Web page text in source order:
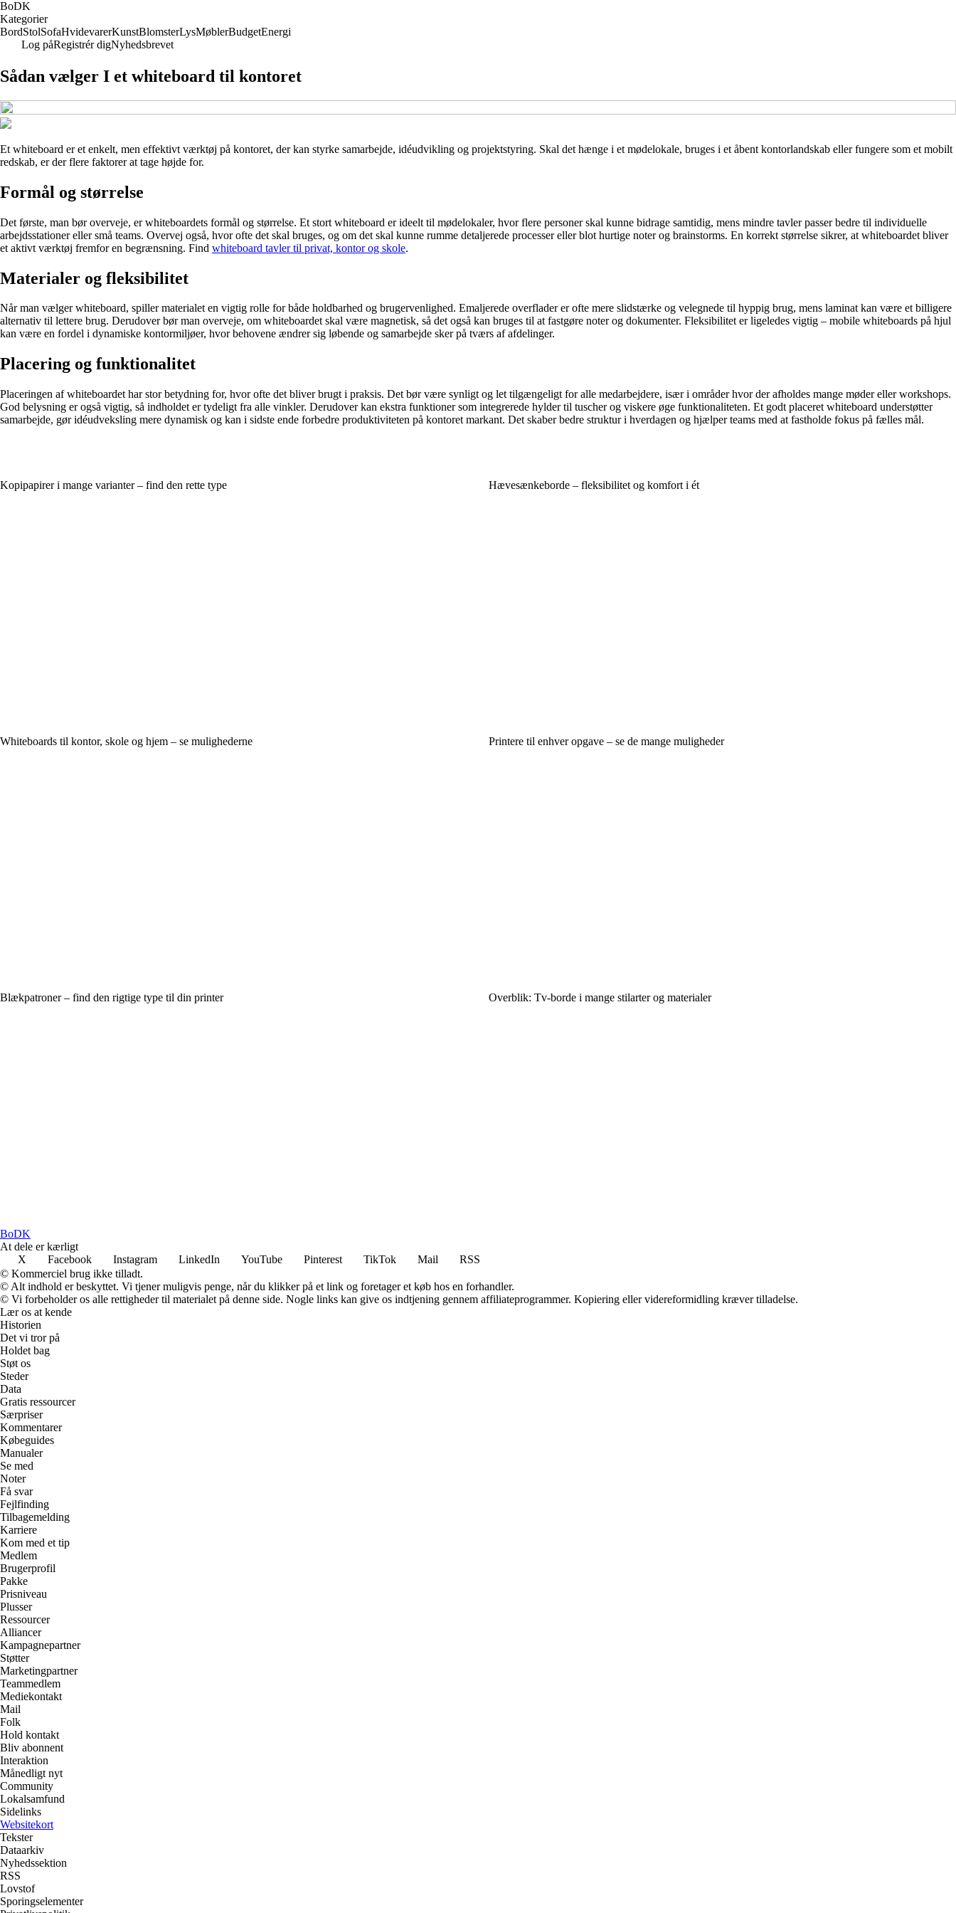
BoDK
Kategorier
BordStolSofaHvidevarerKunstBlomsterLysMøblerBudgetEnergi
Log påRegistrér digNyhedsbrevet
Sådan vælger I et whiteboard til kontoret
Et whiteboard er et enkelt, men effektivt værktøj på kontoret, der kan styrke samarbejde, idéudvikling og projektstyring. Skal det hænge i et mødelokale, bruges i et åbent kontorlandskab eller fungere som et mobilt
redskab, er der flere faktorer at tage højde for.
Formål og størrelse
Det første, man bør overveje, er whiteboardets formål og størrelse. Et stort whiteboard er ideelt til mødelokaler, hvor flere personer skal kunne bidrage samtidig, mens mindre tavler passer bedre til individuelle
arbejdsstationer eller små teams. Overvej også, hvor ofte det skal bruges, og om det skal kunne rumme detaljerede processer eller blot hurtige noter og brainstorms. En korrekt størrelse sikrer, at whiteboardet bliver
et aktivt værktøj fremfor en begrænsning. Find whiteboard tavler til privat, kontor og skole.
Materialer og fleksibilitet
Når man vælger whiteboard, spiller materialet en vigtig rolle for både holdbarhed og brugervenlighed. Emaljerede overflader er ofte mere slidstærke og velegnede til hyppig brug, mens laminat kan være et billigere
alternativ til lettere brug. Derudover bør man overveje, om whiteboardet skal være magnetisk, så det også kan bruges til at fastgøre noter og dokumenter. Fleksibilitet er ligeledes vigtig – mobile whiteboards på hjul
kan være en fordel i dynamiske kontormiljøer, hvor behovene ændrer sig løbende og samarbejde sker på tværs af afdelinger.
Placering og funktionalitet
Placeringen af whiteboardet har stor betydning for, hvor ofte det bliver brugt i praksis. Det bør være synligt og let tilgængeligt for alle medarbejdere, især i områder hvor der afholdes mange møder eller workshops.
God belysning er også vigtig, så indholdet er tydeligt fra alle vinkler. Derudover kan ekstra funktioner som integrerede hylder til tuscher og viskere øge funktionaliteten. Et godt placeret whiteboard understøtter
samarbejde, gør idéudveksling mere dynamisk og kan i sidste ende forbedre produktiviteten på kontoret markant. Det skaber bedre struktur i hverdagen og hjælper teams med at fastholde fokus på fælles mål.
Kopipapirer i mange varianter – find den rette type Hævesænkeborde – fleksibilitet og komfort i ét
Whiteboards til kontor, skole og hjem – se mulighederne Printere til enhver opgave – se de mange muligheder
Blækpatroner – find den rigtige type til din printer Overblik: Tv-borde i mange stilarter og materialer
BoDK
At dele er kærligt
X
Facebook Instagram LinkedIn YouTube Pinterest TikTok Mail
RSS
© Kommerciel brug ikke tilladt.
© Alt indhold er beskyttet. Vi tjener muligvis penge, når du klikker på et link og foretager et køb hos en forhandler.
© Vi forbeholder os alle rettigheder til materialet på denne side. Nogle links kan give os indtjening gennem affiliateprogrammer. Kopiering eller videreformidling kræver tilladelse.
Lær os at kende
Historien
Det vi tror på
Holdet bag
Støt os
Steder
Data
Gratis ressourcer
Særpriser
Kommentarer
Købeguides
Manualer
Se med
Noter
Få svar
Fejlfinding
Tilbagemelding
Karriere
Kom med et tip
Medlem
Brugerprofil
Pakke
Prisniveau
Plusser
Ressourcer
Alliancer
Kampagnepartner
Støtter
Marketingpartner
Teammedlem
Mediekontakt
Mail
Folk
Hold kontakt
Bliv abonnent
Interaktion
Månedligt nyt
Community
Lokalsamfund
Sidelinks
Websitekort
Tekster
Dataarkiv
Nyhedssektion
RSS
Lovstof
Sporingselementer